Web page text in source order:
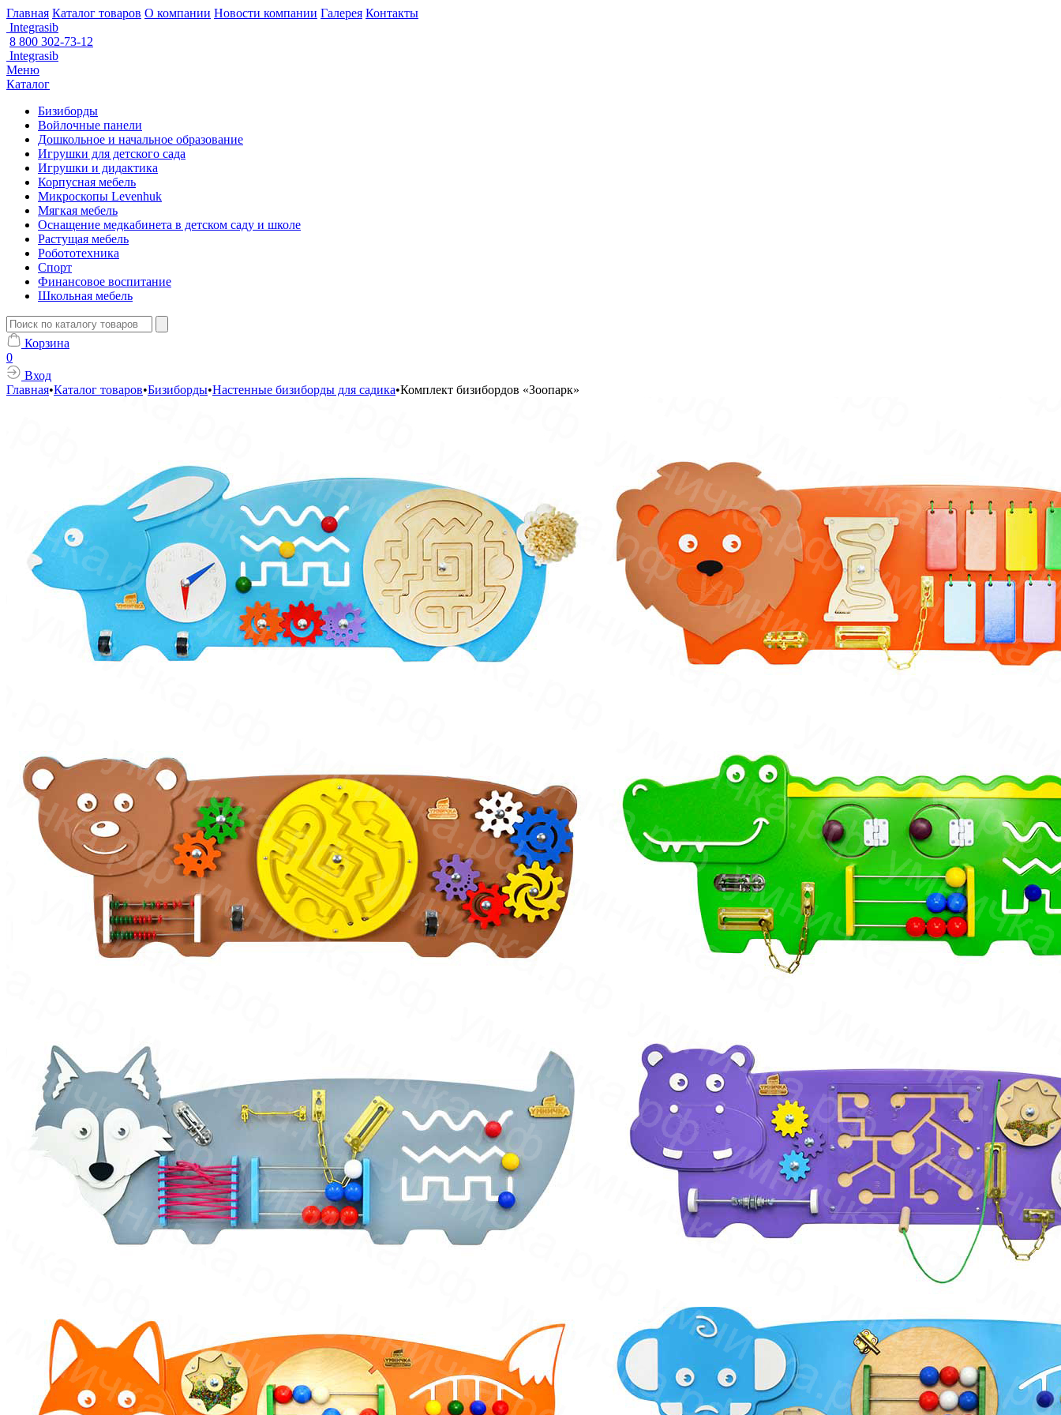
Главная Каталог товаров О компании Новости компании Галерея Контакты
Integrasib
8 800 302-73-12
Integrasib
Меню
Каталог
Бизиборды
Войлочные панели
Дошкольное и начальное образование
Игрушки для детского сада
Игрушки и дидактика
Корпусная мебель
Микроскопы Levenhuk
Мягкая мебель
Оснащение медкабинета в детском саду и школе
Растущая мебель
Робототехника
Спорт
Финансовое воспитание
Школьная мебель
Корзина
0
Вход
Главная•Каталог товаров•Бизиборды•Настенные бизиборды для садика•Комплект бизибордов «Зоопарк»